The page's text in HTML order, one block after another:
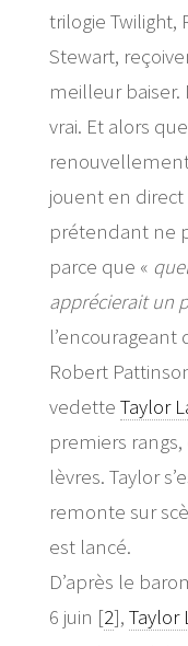
trilogie Twilight,
Stewart,
meilleur baiser.
vrai. Et alors
jouent en
prétendant ne
parce que «
apprécierait un
l’encourageant
Robert
vedetteTaylor
premiers rangs,
lèvres. Taylor
remonte sur
est lancé.
D’après le
6 juin [2],Taylor